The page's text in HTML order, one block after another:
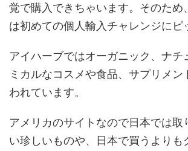
覚で購入できちゃいます。そのため
は初めての個人輸入チャレンジにピ
アイハーブではオーガニック、ナチ
ミカルなコスメや食品、サプリメン
われています。
アメリカのサイトなので日本では取
い珍しいものや、日本で買うよりも